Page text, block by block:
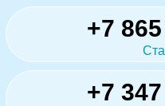
+7
+7